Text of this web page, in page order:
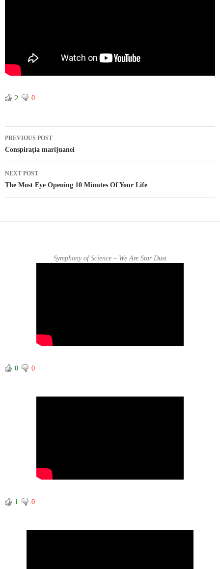
2 0
Post navigation
PREVIOUS POST
Conspiraţia marijuanei
NEXT POST
The Most Eye Opening 10 Minutes Of Your Life
Symphony of Science – We Are Star Dust
0 0
1 0